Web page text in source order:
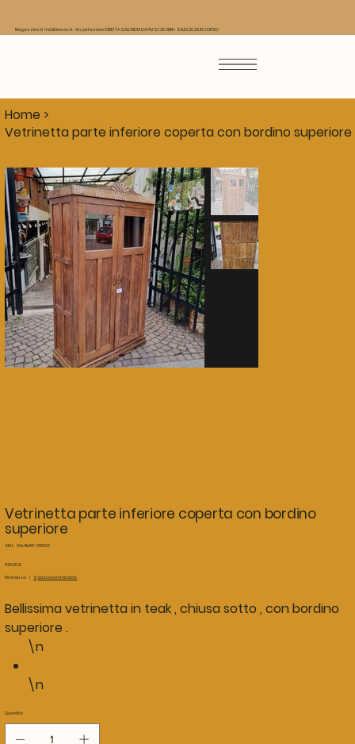
Home >
Vetrinetta parte inferiore coperta con bordino superiore
Vetrinetta parte inferiore coperta con bordino
superiore
SKU: SKU
OF8923
93x41x167 OF8923
Prezzo
825,00 €
IVA inclusa Spedizioni immediate
Bellissima vetrinetta in teak , chiusa sotto , con bordino
superiore .
\n
\n
Quantità
Magazzino di mobili low cost - Importazione DIRETTA DALL'INDIA DA PIU' DI 25 ANNI - SALDI 2026 IN CORSO